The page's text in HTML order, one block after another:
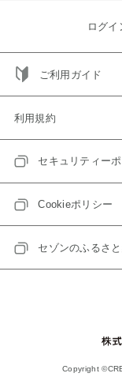
ログ
ご利用ガイド
利用規約
セキュリティー
Cookieポリシー
セゾンのふるさ
Copyright